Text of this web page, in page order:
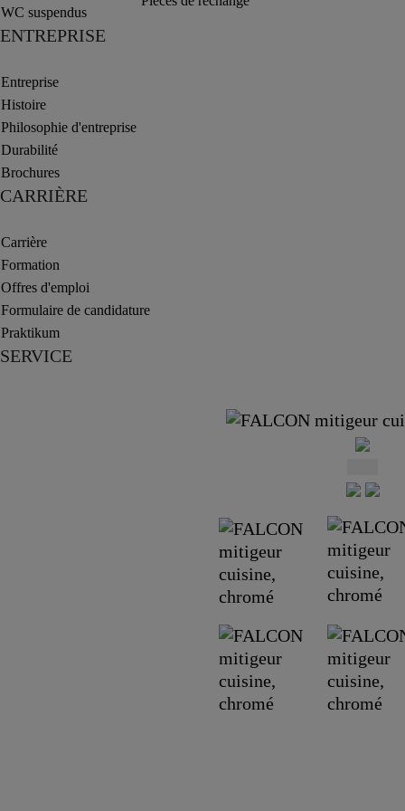
WC suspendus
ENTREPRISE
Entreprise
Histoire
Philosophie d'entreprise
Durabilité
Brochures
CARRIÈRE
Carrière
Formation
Offres d'emploi
Formulaire de candidature
Praktikum
SERVICE